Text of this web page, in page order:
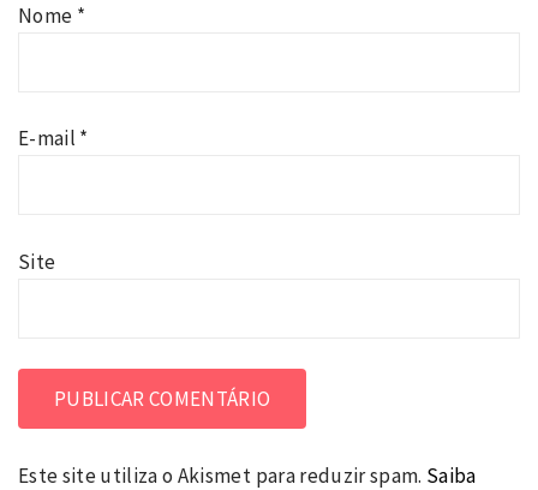
Nome *
E-mail *
Site
Este site utiliza o Akismet para reduzir spam. Saiba